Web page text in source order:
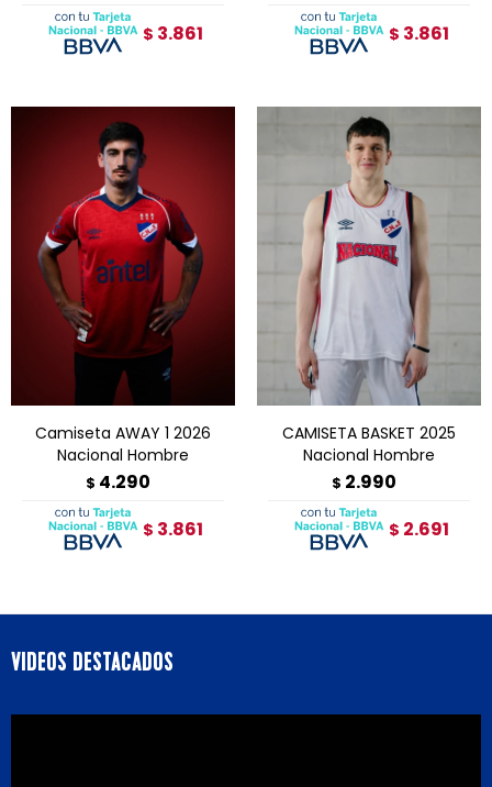
$ 3.861 $ 3.861
Camiseta AWAY 1 2026
Nacional Hombre
$ 4.290
$ 3.861
CAMISETA BASKET 2025
Nacional Hombre
$ 2.990
$ 2.691
VIDEOS DESTACADOS